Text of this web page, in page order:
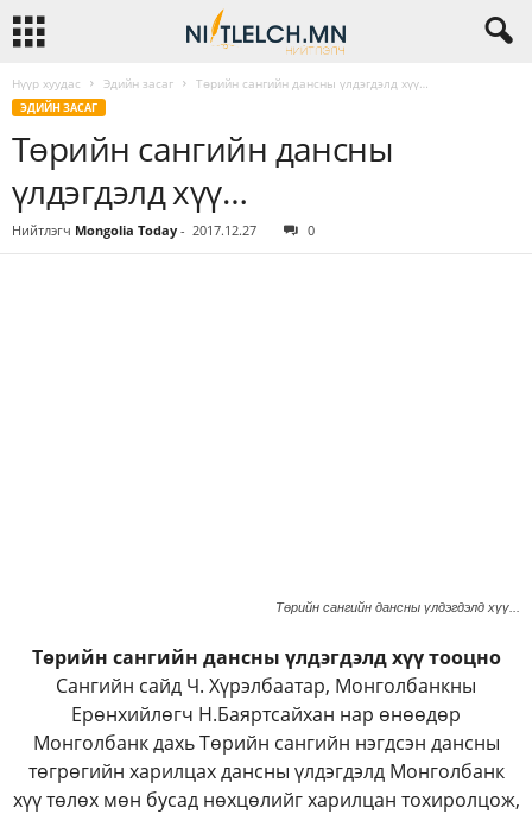
Нүүр хуудас Эдийн засаг Төрийн сангийн дансны үлдэгдэлд хүү…
ЭДИЙН ЗАСАГ
Төрийн сангийн дансны
үлдэгдэлд хүү…
Нийтлэгч Mongolia Today - 2017.12.27 0
Төрийн сангийн дансны үлдэгдэлд хүү...
Төрийн сангийн дансны үлдэгдэлд хүү тооцно
Сангийн сайд Ч. Хүрэлбаатар, Монголбанкны
Ерөнхийлөгч Н.Баяртсайхан нар өнөөдөр
Монголбанк дахь Төрийн сангийн нэгдсэн дансны
төгрөгийн харилцах дансны үлдэгдэлд Монголбанк
хүү төлөх мөн бусад нөхцөлийг харилцан тохиролцож,